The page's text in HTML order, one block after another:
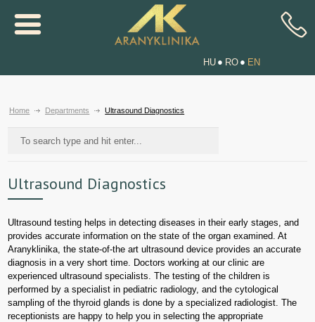
HU RO EN
Home Departments Ultrasound Diagnostics
Ultrasound Diagnostics
Ultrasound testing helps in detecting diseases in their early stages, and
provides accurate information on the state of the organ examined. At
Aranyklinika, the state-of-the art ultrasound device provides an accurate
diagnosis in a very short time. Doctors working at our clinic are
experienced ultrasound specialists. The testing of the children is
performed by a specialist in pediatric radiology, and the cytological
sampling of the thyroid glands is done by a specialized radiologist. The
receptionists are happy to help you in selecting the appropriate